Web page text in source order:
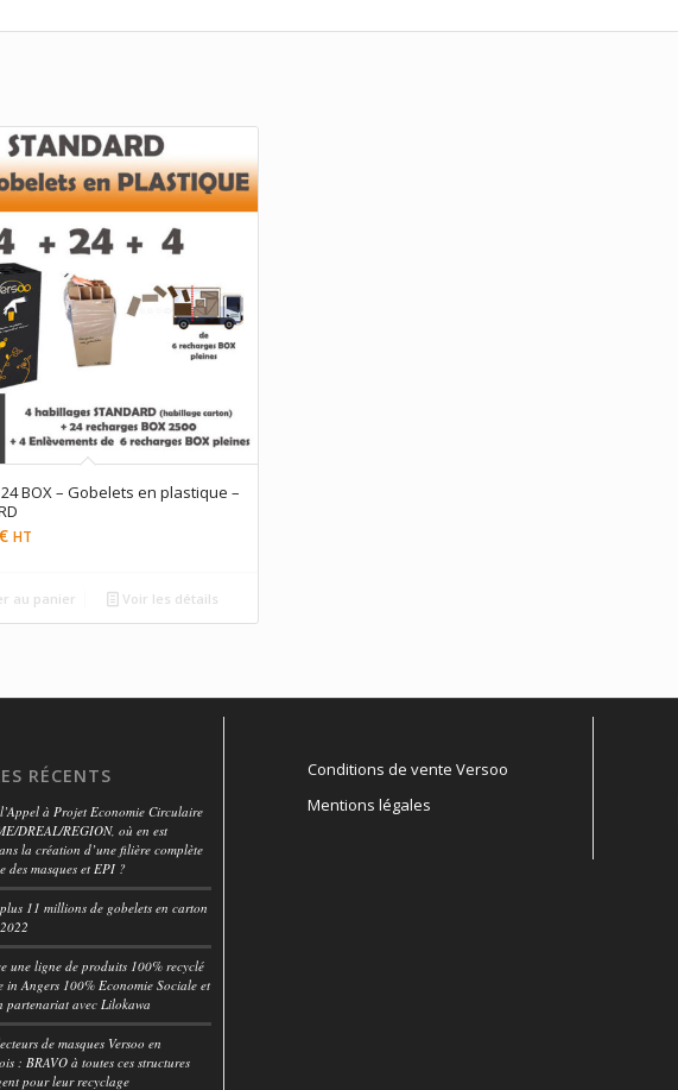
BOX – Gobelets en plastique –
€ HT
au panier Voir les détails
RÉCENTS
à Projet Economie Circulaire
DREAL/REGION, où en est
la création d’une filière complète
des masques et EPI ?
11 millions de gobelets en carton
une ligne de produits 100% recyclé
in Angers 100% Economie Sociale et
partenariat avec Lilokawa
de masques Versoo en
: BRAVO à toutes ces structures
pour leur recyclage
Conditions de vente Versoo
Mentions légales